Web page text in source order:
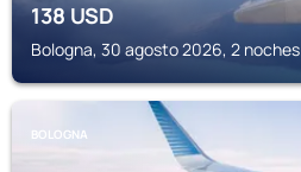
138USD
Bologna, 30 agosto 2026, 2 noches
BOLOGNA